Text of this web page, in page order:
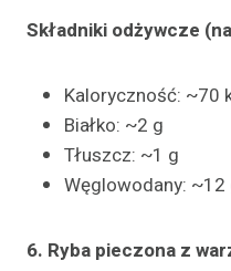
Składniki odżywcze
Kaloryczność: ~70
Białko: ~2 g
Tłuszcz: ~1 g
Węglowodany: ~12
6. Ryba pieczona z